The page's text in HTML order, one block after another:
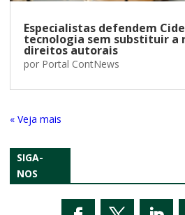
Especialistas defendem
tecnologia sem substituir a
direitos autorais
por Portal ContNews
« Entradas Antigas
SIGA-
NOS